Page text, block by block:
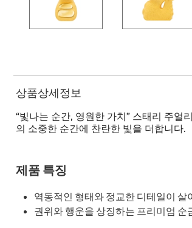
상품상세정보
“빛나는 순간, 영원한 가치” 스태리 주얼
의 소중한 순간에 찬란한 빛을 더합니다.
제품 특징
역동적인 형태와 정교한 디테일이 살
권위와 행운을 상징하는 프리미엄 순